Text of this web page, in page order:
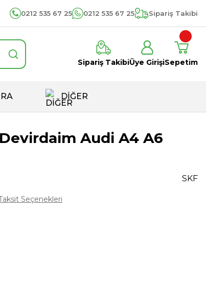
0212 535 67 25 0212 535 67 25 Sipariş Takibi
Sipariş TakibiÜye GirişiSepetim
DİĞER
Audi A4 A6
SKF
Seçenekleri